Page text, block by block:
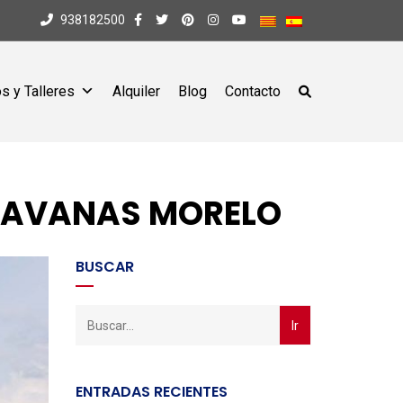
938182500
y Talleres Alquiler Blog Contacto
MORELO
BUSCAR
ENTRADAS RECIENTES